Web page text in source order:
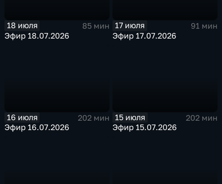
18 июля
85 мин
Эфир 18.07.2026
17 июля
91 мин
Эфир 17.07.2026
16 июля
202 мин
Эфир 16.07.2026
15 июля
202 мин
Эфир 15.07.2026